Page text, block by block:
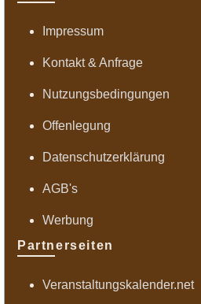
Impressum
Kontakt & Anfrage
Nutzungsbedingungen
Offenlegung
Datenschutzerklärung
AGB's
Werbung
Partnerseiten
Veranstaltungskalender.net